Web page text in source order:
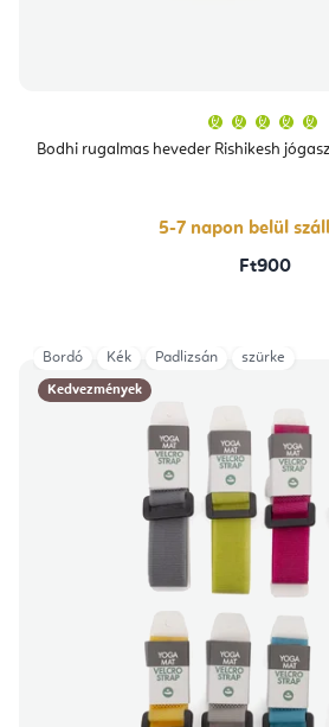
Bodhi rugalmas heveder Rishikesh
5-7 napon belül
Ft900
Kedvezmények
Bordó Kék Padlizsán szürke